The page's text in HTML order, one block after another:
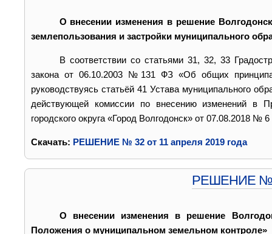
О внесении изменения в решение
землепользования и застройки муниципального
В соответствии со статьями 31, 32, 33
закона от 06.10.2003 №131 ФЗ «Об общих
руководствуясь статьёй 41 Устава муниципального
действующей комиссии по внесению изменений в
городского округа «Город Волгодонск» от 07.08.2018 №
Cкачать: РЕШЕНИЕ № 32 от 11 апреля 2019 года
РЕШЕНИЕ №
О внесении изменения в решение
Положения о муниципальном земельном контроле»